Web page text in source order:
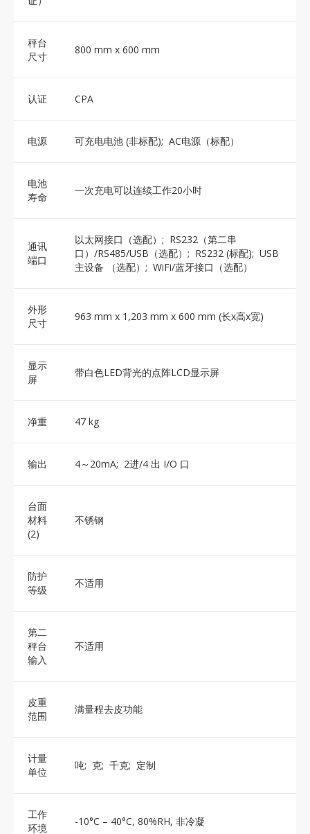
秤台
尺寸
800 mm x 600 mm
认证 CPA
电源 可充电电池 (非标配); AC电源（标配）
电池
寿命
一次充电可以连续工作20小时
通讯
端口
以太网接口（选配）; RS232（第二串
口）/RS485/USB（选配）; RS232 (标配); USB
主设备 （选配）; WiFi/蓝牙接口（选配）
外形
尺寸
963 mm x 1,203 mm x 600 mm (长x高x宽)
显示
屏
带白色LED背光的点阵LCD显示屏
净重 47 kg
输出 4～20mA; 2进/4 出 I/O 口
台面
材料
(2)
不锈钢
防护
等级
不适用
第二
秤台
输入
不适用
皮重
范围
满量程去皮功能
计量
单位
吨; 克; 千克; 定制
工作
环境
-10°C – 40°C, 80%RH, 非冷凝